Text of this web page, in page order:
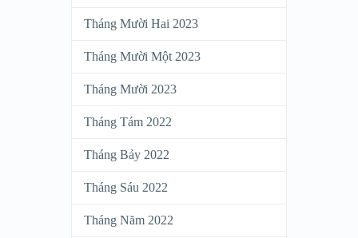
Tháng Mười Hai 2023
Tháng Mười Một 2023
Tháng Mười 2023
Tháng Tám 2022
Tháng Bảy 2022
Tháng Sáu 2022
Tháng Năm 2022